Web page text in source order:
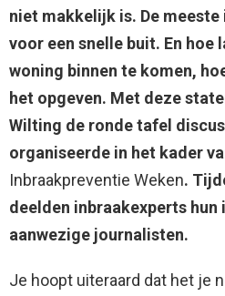
niet makkelijk is. De
voor een snelle buit. En hoe
woning binnen te komen,
het opgeven. Met deze
Wilting de ronde tafel
organiseerde in het kader
Inbraakpreventie Weken.
deelden inbraakexperts
aanwezige journalisten.
Je hoopt uiteraard dat het je